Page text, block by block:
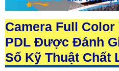
Camera Full Color
PDL Được Đánh
Số Kỹ Thuật Chất